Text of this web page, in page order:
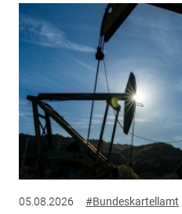
05.08.2026 #Bundeskartellamt